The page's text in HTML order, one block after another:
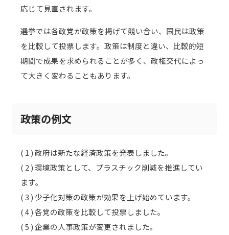
応じて見直されます。
選挙では各政党が政策を掲げて競い合い、国民は政策
を比較して投票します。政策は制度と違い、比較的短
期間で成果を求められることが多く、政権交代によっ
て大きく変わることもあります。
政策の例文
( 1 ) 政府は新たな経済政策を発表しました。
( 2 ) 環境政策として、プラスチック削減を推進してい
ます。
( 3 ) 少子化対策の政策が効果を上げ始めています。
( 4 ) 各党の政策を比較して投票しました。
( 5 ) 企業の人事政策が変更されました。